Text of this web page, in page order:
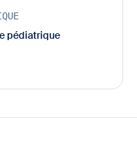
pédiatrique